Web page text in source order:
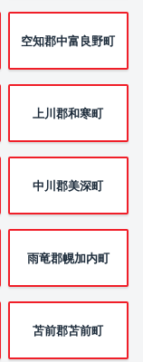
空知郡中富良野町
上川郡和寒町
中川郡美深町
雨竜郡幌加内町
苫前郡苫前町